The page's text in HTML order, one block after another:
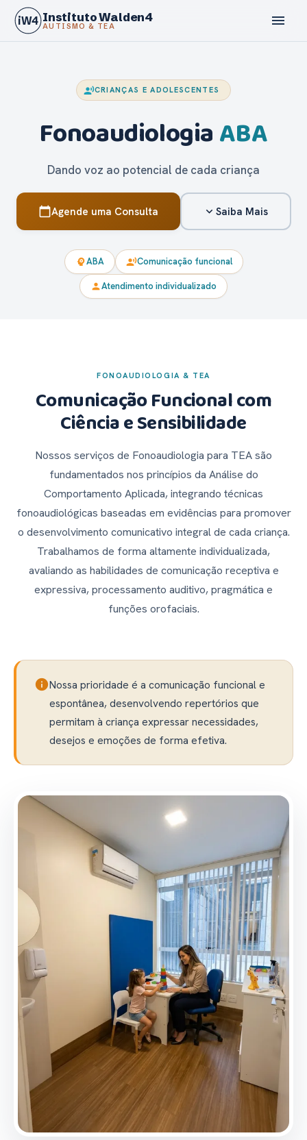
iW4 Instituto Walden4
AUTISMO & TEA menu
record_voice_overCRIANÇAS E ADOLESCENTES
FonoaudiologiaABA
Dando voz ao potencial de cada criança
calendar_todayAgende uma Consulta expand_more Saiba Mais
psychologyABA record_voice_overComunicação funcional
personAtendimento individualizado
FONOAUDIOLOGIA & TEA
Comunicação Funcional com
Ciência e Sensibilidade
Nossos serviços de Fonoaudiologia para TEA são
fundamentados nos princípios da Análise do
Comportamento Aplicada, integrando técnicas
fonoaudiológicas baseadas em evidências para promover
o desenvolvimento comunicativo integral de cada criança.
Trabalhamos de forma altamente individualizada,
avaliando as habilidades de comunicação receptiva e
expressiva, processamento auditivo, pragmática e
funções orofaciais.
infoNossa prioridade é a comunicação funcional e
espontânea, desenvolvendo repertórios que
permitam à criança expressar necessidades,
desejos e emoções de forma efetiva.